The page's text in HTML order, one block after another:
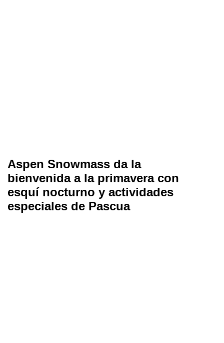
Aspen Snowmass da la
bienvenida a la primavera con
esquí nocturno y actividades
especiales de Pascua